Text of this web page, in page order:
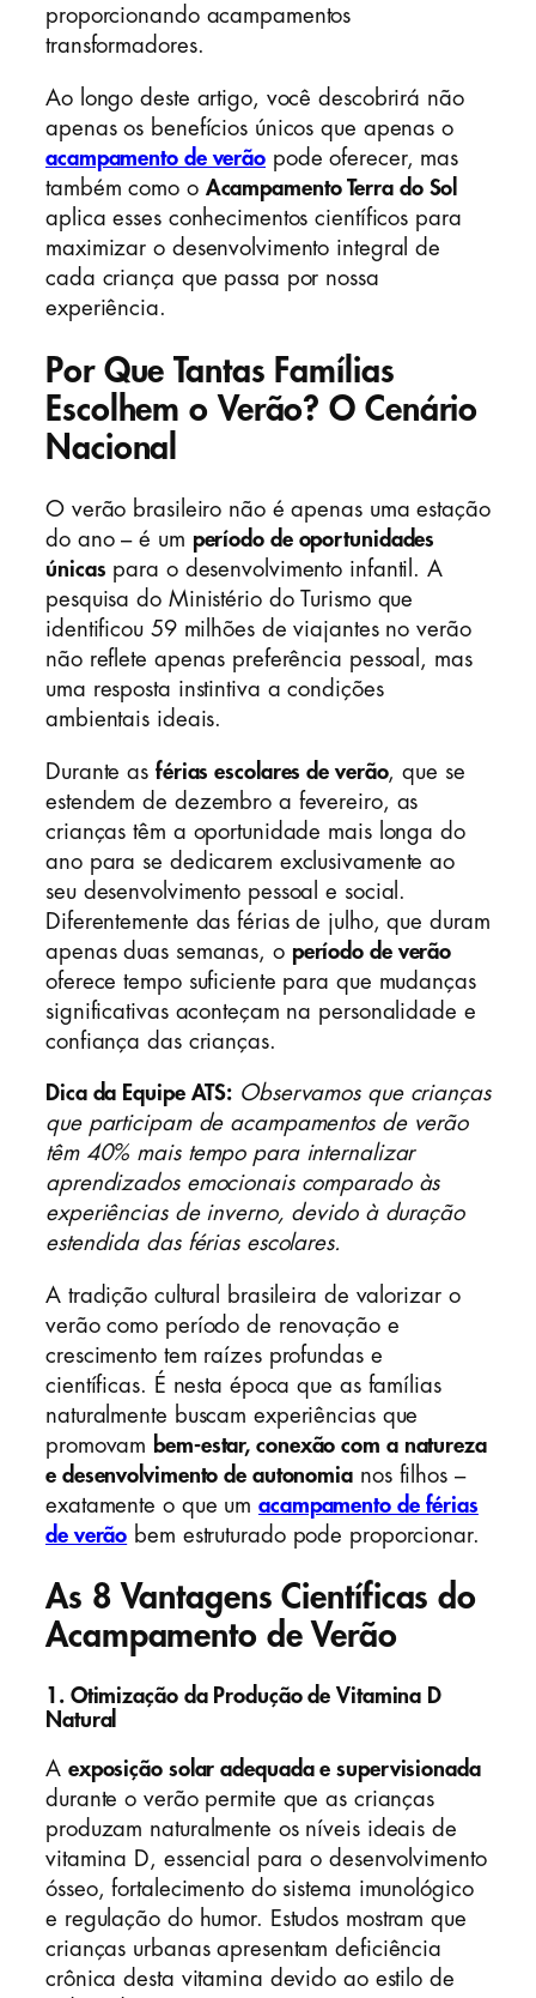
proporcionando acampamentos
transformadores.
Ao longo deste artigo, você descobrirá não
apenas os benefícios únicos que apenas o
acampamento de verão pode oferecer, mas
também como o Acampamento Terra do Sol
aplica esses conhecimentos científicos para
maximizar o desenvolvimento integral de
cada criança que passa por nossa
experiência.
Por Que Tantas Famílias
Escolhem o Verão? O Cenário
Nacional
O verão brasileiro não é apenas uma estação
do ano – é um período de oportunidades
únicas para o desenvolvimento infantil. A
pesquisa do Ministério do Turismo que
identificou 59 milhões de viajantes no verão
não reflete apenas preferência pessoal, mas
uma resposta instintiva a condições
ambientais ideais.
Durante as férias escolares de verão, que se
estendem de dezembro a fevereiro, as
crianças têm a oportunidade mais longa do
ano para se dedicarem exclusivamente ao
seu desenvolvimento pessoal e social.
Diferentemente das férias de julho, que duram
apenas duas semanas, o período de verão
oferece tempo suficiente para que mudanças
significativas aconteçam na personalidade e
confiança das crianças.
Dica da Equipe ATS: Observamos que crianças
que participam de acampamentos de verão
têm 40% mais tempo para internalizar
aprendizados emocionais comparado às
experiências de inverno, devido à duração
estendida das férias escolares.
A tradição cultural brasileira de valorizar o
verão como período de renovação e
crescimento tem raízes profundas e
científicas. É nesta época que as famílias
naturalmente buscam experiências que
promovam bem-estar, conexão com a natureza
e desenvolvimento de autonomia nos filhos –
exatamente o que um acampamento de férias
de verão bem estruturado pode proporcionar.
As 8 Vantagens Científicas do
Acampamento de Verão
1. Otimização da Produção de Vitamina D
Natural
A exposição solar adequada e supervisionada
durante o verão permite que as crianças
produzam naturalmente os níveis ideais de
vitamina D, essencial para o desenvolvimento
ósseo, fortalecimento do sistema imunológico
e regulação do humor. Estudos mostram que
crianças urbanas apresentam deficiência
crônica desta vitamina devido ao estilo de